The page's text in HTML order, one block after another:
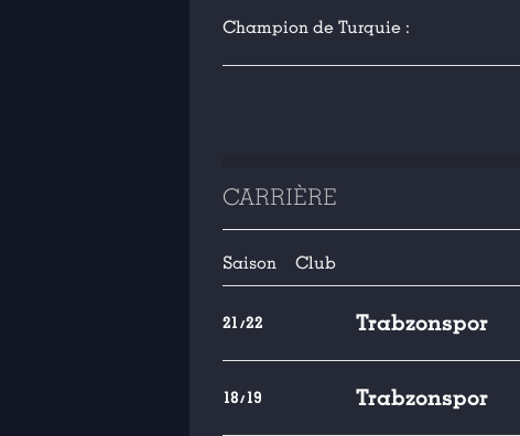
Champion de Turquie :
CARRIÈRE
Saison Club
21/22 Trabzonspor
18/19 Trabzonspor